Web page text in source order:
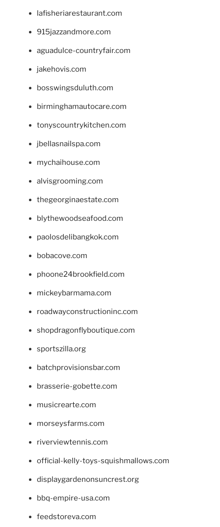
lafisheriarestaurant.com
915jazzandmore.com
aguadulce-countryfair.com
jakehovis.com
bosswingsduluth.com
birminghamautocare.com
tonyscountrykitchen.com
jbellasnailspa.com
mychaihouse.com
alvisgrooming.com
thegeorginaestate.com
blythewoodseafood.com
paolosdelibangkok.com
bobacove.com
phoone24brookfield.com
mickeybarmama.com
roadwayconstructioninc.com
shopdragonflyboutique.com
sportszilla.org
batchprovisionsbar.com
brasserie-gobette.com
musicrearte.com
morseysfarms.com
riverviewtennis.com
official-kelly-toys-squishmallows.com
displaygardenonsuncrest.org
bbq-empire-usa.com
feedstoreva.com